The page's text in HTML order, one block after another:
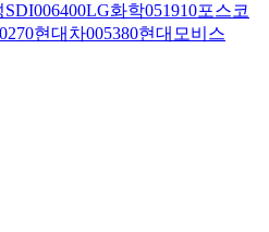
SDI006400LG화학051910포스코
현대차005380현대모비스